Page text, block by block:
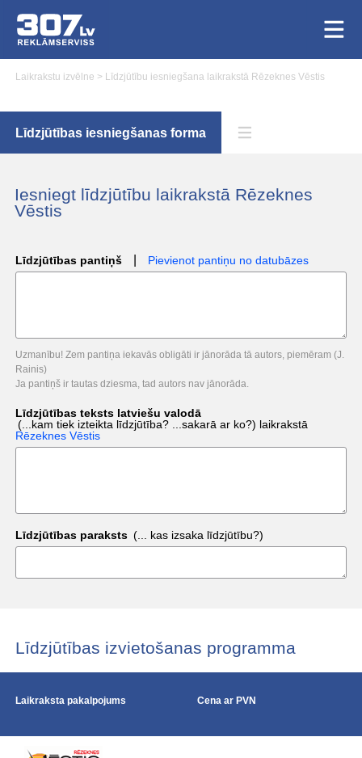
Laikrakstu izvēlne > Līdzjūtību iesniegšana laikrakstā Rēzeknes Vēstis
Līdzjūtības iesniegšanas forma
Iesniegt līdzjūtību laikrakstā Rēzeknes
Vēstis
Līdzjūtības pantiņš Pievienot pantiņu no datubāzes
Uzmanību! Zem pantiņa iekavās obligāti ir jānorāda tā autors, piemēram (J.
Rainis)
Ja pantiņš ir tautas dziesma, tad autors nav jānorāda.
Līdzjūtības teksts latviešu valodā
(...kam tiek izteikta līdzjūtība? ...sakarā ar ko?) laikrakstā
Rēzeknes Vēstis
Līdzjūtības paraksts (... kas izsaka līdzjūtību?)
Līdzjūtības izvietošanas programma
Laikraksta pakalpojums Cena ar PVN